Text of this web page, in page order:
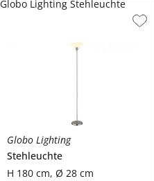
Globo Lighting
Stehleuchte
H 180 cm, Ø 28 cm
Globo Lighting Stehleuchte